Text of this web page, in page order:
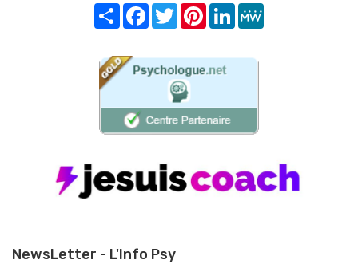
Share FacebookTwitterPinterest
LinkedIn
NewsLetter - L'Info Psy